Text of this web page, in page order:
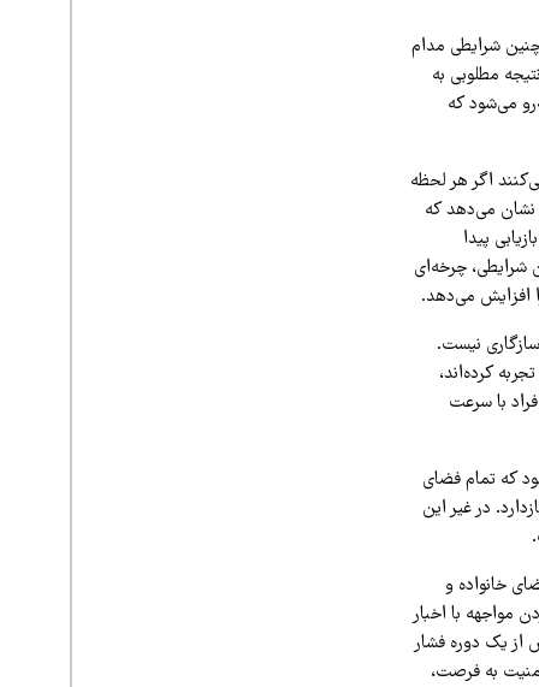
شرایطی مدام
مطلوبی به
می‌شود که
اگر هر لحظه
نشان می‌دهد که
پیدا
شرایطی، چرخه‌ای
افزایش می‌دهد.
نیست.
کرده‌اند،
با سرعت
که تمام فضای
در غیر این
خانواده و
مواجهه با اخبار
یک دوره فشار
به فرصت،